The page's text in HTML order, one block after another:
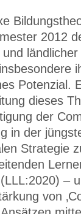
2012
Potenzial.
dieses
der
in der
Strategie
–
von